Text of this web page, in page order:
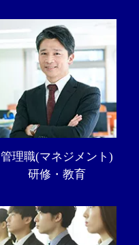
管理職(マネジメント)
研修・教育